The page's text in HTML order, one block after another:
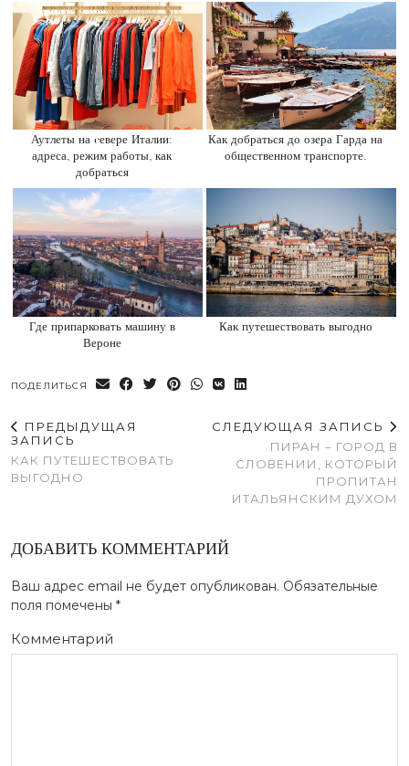
Аутлеты на cевере Италии:
адреса, режим работы, как
добраться
Как добраться до озера Гарда на
общественном транспорте.
Где припарковать машину в
Вероне
Как путешествовать выгодно
ПОДЕЛИТЬСЯ
ПРЕДЫДУЩАЯ
ЗАПИСЬ
КАК ПУТЕШЕСТВОВАТЬ
ВЫГОДНО
СЛЕДУЮЩАЯ ЗАПИСЬ
ПИРАН – ГОРОД В
СЛОВЕНИИ, КОТОРЫЙ
ПРОПИТАН
ИТАЛЬЯНСКИМ ДУХОМ
ДОБАВИТЬ КОММЕНТАРИЙ
Ваш адрес email не будет опубликован. Обязательные
поля помечены *
Комментарий